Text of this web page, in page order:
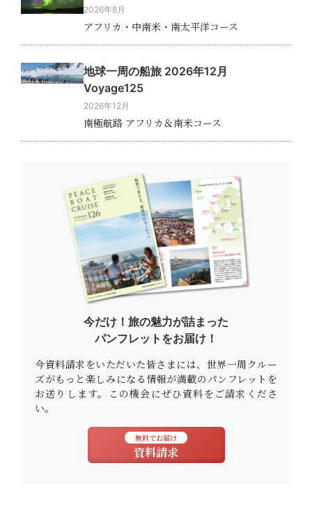
2026年8月
アフリカ・中南米・南太平洋コース
地球一周の船旅 2026年12月
Voyage125
2026年12月
南極航路 アフリカ＆南米コース
今だけ！旅の魅力が詰まった
パンフレットをお届け！
今資料請求をいただいた皆さまには、世界一周クルー
ズがもっと楽しみになる情報が満載のパンフレットを
お送りします。この機会にぜひ資料をご請求くださ
い。
無料でお届け
資料請求